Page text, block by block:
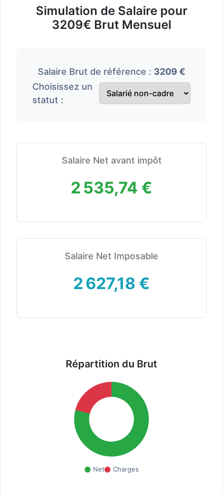
Simulation de Salaire pour
3209€ Brut Mensuel
Salaire Brut de référence : 3209 €
Choisissez un
statut :
Salaire Net avant impôt
2 535,74 €
Salaire Net Imposable
2 627,18 €
Répartition du Brut
Net Charges